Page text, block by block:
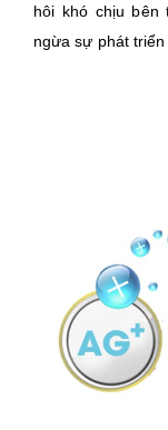
hôi khó chịu bên
ngừa sự phát